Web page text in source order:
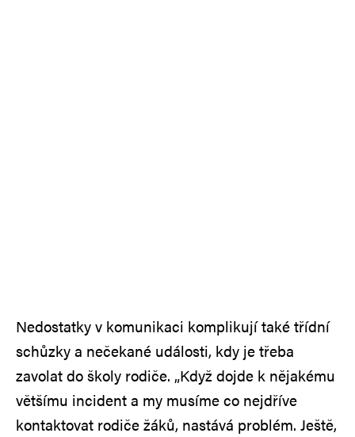
Nedostatky v komunikaci komplikují také třídní
schůzky a nečekané události, kdy je třeba
zavolat do školy rodiče. „Když dojde k nějakému
většímu incident a my musíme co nejdříve
kontaktovat rodiče žáků, nastává problém. Ještě,